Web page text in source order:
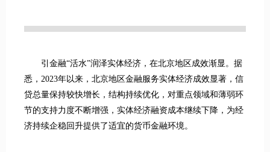
引金融“活水”润泽实体经济，在北京地区成效渐显。据
悉，2023年以来，北京地区金融服务实体经济成效显著，信
贷总量保持较快增长，结构持续优化，对重点领域和薄弱环
节的支持力度不断增强，实体经济融资成本继续下降，为经
济持续企稳回升提供了适宜的货币金融环境。